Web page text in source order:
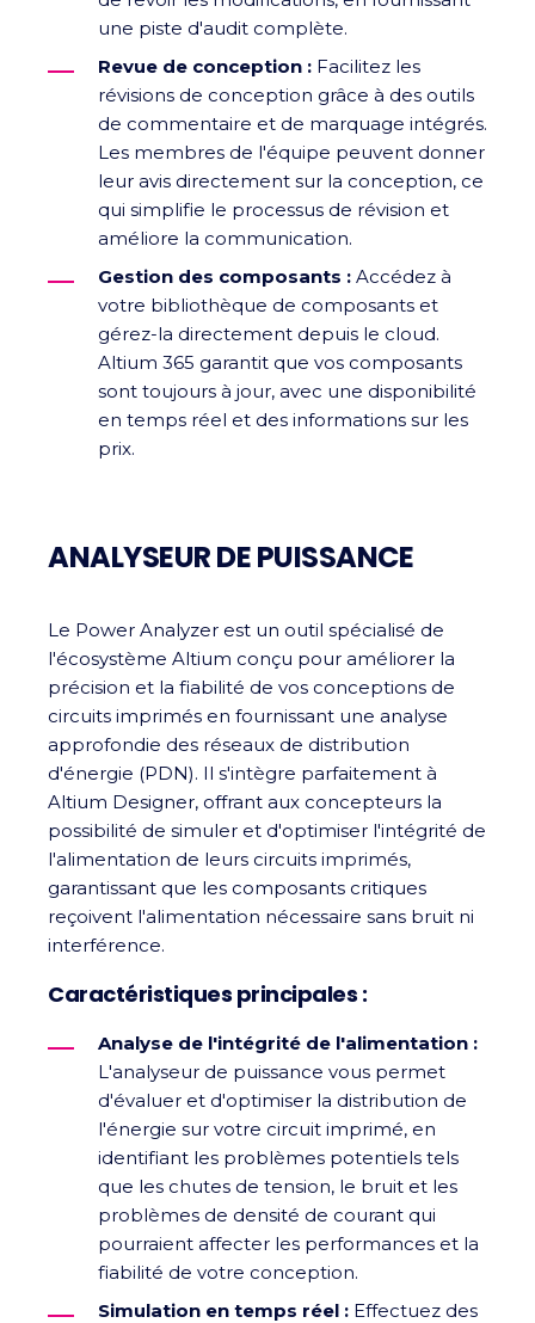
une piste d'audit complète.
Revue de conception : Facilitez les
révisions de conception grâce à des outils
de commentaire et de marquage intégrés.
Les membres de l'équipe peuvent donner
leur avis directement sur la conception, ce
qui simplifie le processus de révision et
améliore la communication.
Gestion des composants : Accédez à
votre bibliothèque de composants et
gérez-la directement depuis le cloud.
Altium 365 garantit que vos composants
sont toujours à jour, avec une disponibilité
en temps réel et des informations sur les
prix.
ANALYSEUR DE PUISSANCE
Le Power Analyzer est un outil spécialisé de
l'écosystème Altium conçu pour améliorer la
précision et la fiabilité de vos conceptions de
circuits imprimés en fournissant une analyse
approfondie des réseaux de distribution
d'énergie (PDN). Il s'intègre parfaitement à
Altium Designer, offrant aux concepteurs la
possibilité de simuler et d'optimiser l'intégrité de
l'alimentation de leurs circuits imprimés,
garantissant que les composants critiques
reçoivent l'alimentation nécessaire sans bruit ni
interférence.
Caractéristiques principales :
Analyse de l'intégrité de l'alimentation :
L'analyseur de puissance vous permet
d'évaluer et d'optimiser la distribution de
l'énergie sur votre circuit imprimé, en
identifiant les problèmes potentiels tels
que les chutes de tension, le bruit et les
problèmes de densité de courant qui
pourraient affecter les performances et la
fiabilité de votre conception.
Simulation en temps réel : Effectuez des